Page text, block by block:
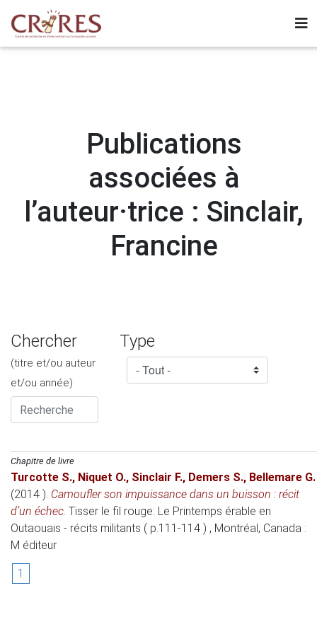
Publications
associées à
l’auteur·trice : Sinclair,
Francine
Chercher
(titre et/ou auteur
et/ou année)
Type
Chapitre de livre
Turcotte S., Niquet O., Sinclair F., Demers S., Bellemare G.
(2014 ). Camoufler son impuissance dans un buisson : récit
d’un échec. Tisser le fil rouge: Le Printemps érable en
Outaouais - récits militants ( p.111-114 ) , Montréal, Canada :
M éditeur
1